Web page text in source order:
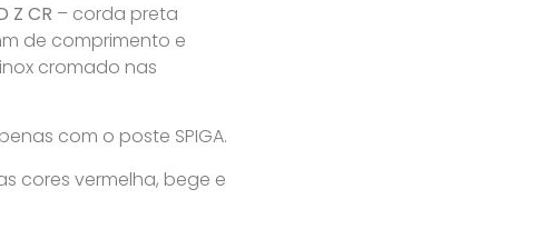
Z CR – corda preta
de comprimento e
cromado nas
com o poste SPIGA.
cores vermelha, bege e